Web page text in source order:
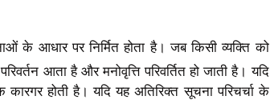
के आधार परनिर्मित होता है। जब किसी व्यक्ति को
आता है और मनोवृत्ति परिवर्तित हो जाती है। यदि
कारगर होती है। यदि यह अतिरिक्त सूचना परिचर्चा के